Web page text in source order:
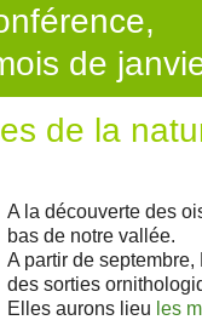
de
de la
A la découverte des
bas de notre vallée.
A partir de
des sorties
Elles aurons lieu les